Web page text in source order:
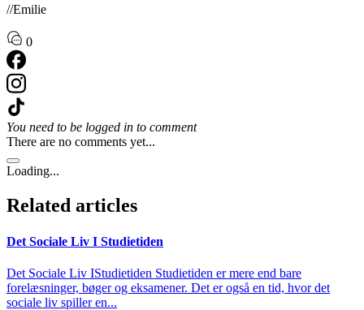
//Emilie
0
You need to be logged in to comment
There are no comments yet...
Loading...
Related articles
Det Sociale Liv I Studietiden
Det Sociale Liv IStudietiden Studietiden er mere end bare
forelæsninger, bøger og eksamener. Det er også en tid, hvor det
sociale liv spiller en...